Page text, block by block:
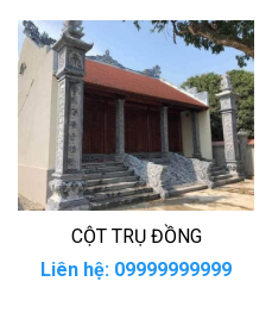
CỘT TRỤ ĐỒNG
Liên hệ: 09999999999